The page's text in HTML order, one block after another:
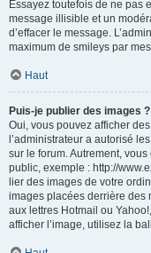
Essayez toutefois de ne pas
message illisible et un
d’effacer le message.
maximum de smileys par
Haut
Puis-je publier des images ?
Oui, vous pouvez afficher
l’administrateur a autorisé
sur le forum. Autrement,
public, exemple : http://
lier des images de votre
images placées derrière des
aux lettres Hotmail ou
afficher l’image, utilisez la